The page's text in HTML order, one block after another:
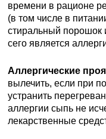
времени в рационе
(в том числе в
стиральный порошок
сего является
Аллергические
вылечить, если при
устранить
аллергии сыпь не
лекарственные